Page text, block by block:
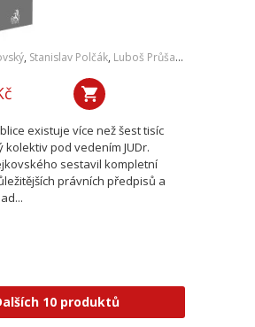
, Stanislav Polčák, Luboš Průša,a kol.
existuje více než šest tisíc
kolektiv pod vedením JUDr.
sestavil kompletní
právních předpisů a
10 produktů